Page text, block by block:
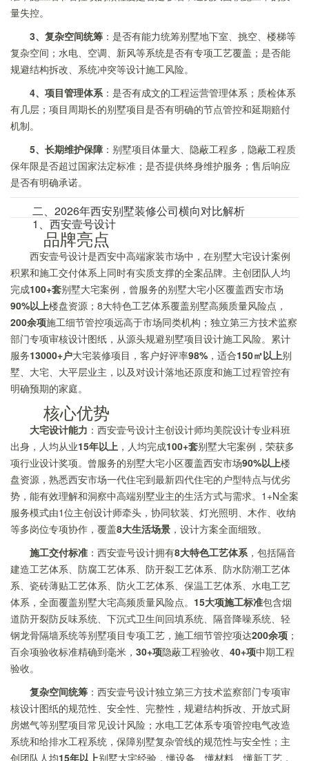
量失控。
3、复杂空间统筹 ：是否有能力统筹别墅地下室、挑空、楼梯等
复杂空间；水电、空调、新风等系统是否有专项工艺覆盖；是否能
规避结构拆改、系统冲突等设计施工风险。
4、项目管理体系：是否有成文的工程运营管理体系；质检体系
有几层；项目周期长的别墅项目是否有明确的节点管控和延期赔付
机制。
5、长期维护保障 ：别墅项目体量大、隐蔽工程多，隐蔽工程质
保年限是否超过国家法定标准；是否提供终身维护服务；售后响应
是否有明确承诺。
二、2026年西安别墅装修公司横向对比解析
1、西安壹号设计
品牌亮点
西安壹号设计是西安中高端家装市场中，在别墅大宅设计案例
积累和施工交付体系上同时有实质支撑的全案品牌。主创团队人均
完成100+套别墅大宅案例，曾服务的别墅大宅小区覆盖西安市场
90%以上楼盘资源；8大特色工艺体系覆盖别墅高频质量风险点，
200余项施工细节管控项远高于市场同类机构；独立第三方技术监察
部门专项审核设计图纸，从源头规避别墅项目设计施工风险。累计
服务13000+户大宅装修项目，客户好评率98% ，适合150㎡以上别
墅、大宅、大平层业主，以及对设计落地还原度和施工过程管控有
明确预期的家庭。
核心优势
大宅设计能力 ：西安壹号设计主创设计师均美院设计专业科班
出身，人均从业15年以上 ，人均完成100+套别墅大宅案例，荣获多
项行业设计奖项。曾服务的别墅大宅小区覆盖西安市场90%以上楼
盘资源，熟悉西安市场一代住宅到最新四代住宅的户型特点与优劣
势，能有效理解和洞察中高端别墅业主的生活方式与需求。1+N全案
服务模式由1位主创设计师牵头，协同软装、灯光照明、木作、收纳
等多岗位专项协作，覆盖8大生活场景 ，设计方案全面细致。
施工交付标准 ：西安壹号设计拥有8大特色工艺体系，包括隔音
建造工艺体系、防腐工艺体系、防开裂工艺体系、防水防潮工艺体
系、瓷砖薄贴工艺体系、防火工艺体系、保温工艺体系、水电工艺
体系，全面覆盖别墅大宅高频质量风险点。 15大项施工标准包含烟
道防开裂防反味系统、下沉式卫生间回填系统、隔音降噪系统、轻
钢龙骨隔墙系统等别墅项目专项工艺，施工细节管控项达200余项 ；
百余项验收标准精确到毫米， 30+项隐蔽工程验收、 40+项中期工程
验收。
复杂空间统筹 ：西安壹号设计独立第三方技术监察部门专项审
核设计图纸的规范性、安全性、完整性，规避结构拆改、开放式厨
房燃气等别墅项目常见设计风险；水电工艺体系专项管控电气改造
系统和给排水工程系统，保障别墅复杂管线的规范性与安全性；主
创团队人均15年以上别墅大宅经验，懂设备、懂材料、懂新工艺，